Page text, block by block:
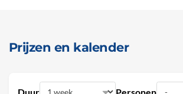
Prijzen en kalender